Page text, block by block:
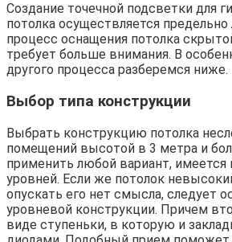
Создание точечной подсветки для
потолка осуществляется предельно
процесс оснащения потолка
требует больше внимания. В
другого процесса разберемся ниже.
Выбор типа конструкции
Выбрать конструкцию потолка
помещений высотой в 3 метра и
применить любой вариант, имеется
уровней. Если же потолок
опускать его нет смысла, следует
уровневой конструкции. Причем
виде ступеньки, в которую и